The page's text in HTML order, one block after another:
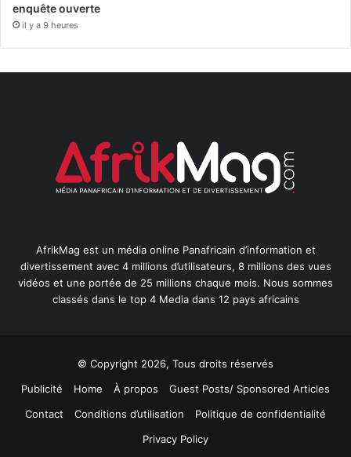
enquête ouverte
il y a 9 heures
AfrikMag est un média online Panafricain d’information et
divertissement avec 4 millions d’utilisateurs, 8 millions des vues
vidéos et une portée de 25 millions chaque mois. Nous sommes
classés dans le top 4 Media dans 12 pays africains
© Copyright 2026, Tous droits réservés
Publicité
Home À propos
Guest Posts/ Sponsored Articles
Contact
Conditions d’utilisation
Politique de confidentialité
Privacy Policy